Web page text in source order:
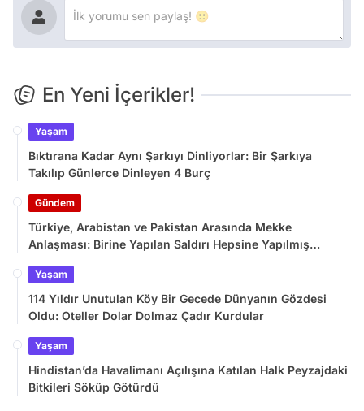
En Yeni İçerikler!
Yaşam
Bıktırana Kadar Aynı Şarkıyı Dinliyorlar: Bir Şarkıya
Takılıp Günlerce Dinleyen 4 Burç
Gündem
Türkiye, Arabistan ve Pakistan Arasında Mekke
Anlaşması: Birine Yapılan Saldırı Hepsine Yapılmış
Yaşam
114 Yıldır Unutulan Köy Bir Gecede Dünyanın Gözdesi
Oldu: Oteller Dolar Dolmaz Çadır Kurdular
Yaşam
Hindistan’da Havalimanı Açılışına Katılan Halk Peyzajdaki
Bitkileri Söküp Götürdü